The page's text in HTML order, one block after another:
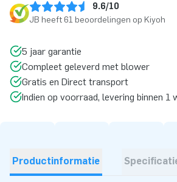
9.6/10
JB heeft 61 beoordelingen op Kiyoh
5 jaar garantie
Compleet geleverd met blower
Gratis en Direct transport
Indien op voorraad, levering binnen 1
Productinformatie